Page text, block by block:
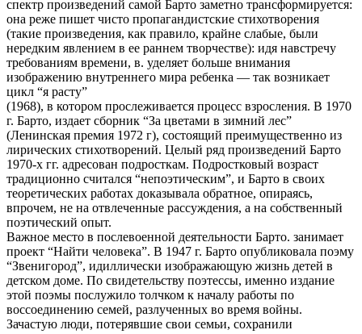
спектр произведений самой Барто заметно трансформируется:
она реже пишет чисто пропагандистские стихотворения
(такие произведения, как правило, крайне слабые, были
нередким явлением в ее раннем творчестве): идя навстречу
требованиям времени, в. уделяет больше внимания
изображению внутреннего мира ребенка — так возникает
цикл “я расту”
(1968), в котором прослеживается процесс взросления. В 1970
г. Барто, издает сборник “За цветами в зимний лес”
(Ленинская премия 1972 г), состоящий преимущественно из
лирических стихотворений. Целый ряд произведений Барто
1970-х гг. адресован подросткам. Подростковый возраст
традиционно считался “непоэтическим”, и Барто в своих
теоретических работах доказывала обратное, опираясь,
впрочем, не на отвлеченные рассуждения, а на собственный
поэтический опыт.
Важное место в послевоенной деятельности Барто. занимает
проект “Найти человека”. В 1947 г. Барто опубликовала поэму
“Звенигород”, идиллически изображающую жизнь детей в
детском доме. По свидетельству поэтессы, именно издание
этой поэмы послужило толчком к началу работы по
воссоединению семей, разлученных во время войны.
Зачастую люди, потерявшие свои семьи, сохранили